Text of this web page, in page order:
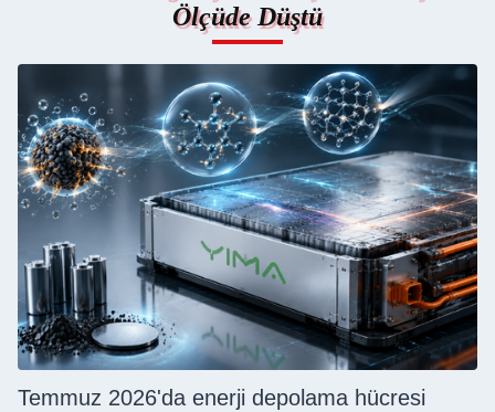
Ölçüde Düştü
Temmuz 2026'da enerji depolama hücresi